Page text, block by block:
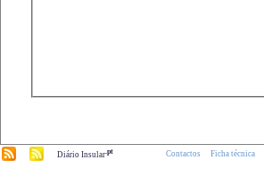
Diário Insular.pt Contactos Ficha técnica